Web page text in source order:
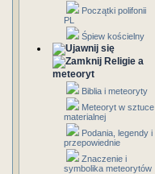
Początki polifonii
PL
Śpiew kościelny
Religie a
meteoryt
Biblia i meteoryty
Meteoryt w sztuce
materialnej
Podania, legendy i
przepowiednie
Znaczenie i
symbolika meteorytów